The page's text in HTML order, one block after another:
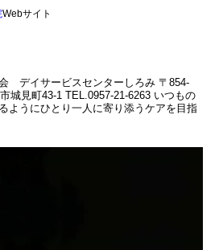
Webサイト
デイサービスセンターしろみ 〒854-
城見町43-1 TEL.0957-21-6263 いつもの
ようにひとり一人に寄り添うケアを目指